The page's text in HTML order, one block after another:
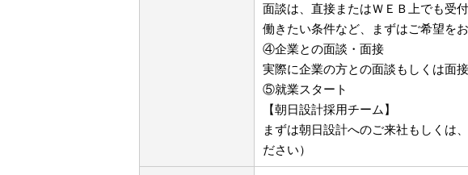
面談は、直接またはＷＥＢ上でも受付
働きたい条件など、まずはご希望を
④企業との面談・面接
実際に企業の方との面談もしくは面
⑤就業スタート
【朝日設計採用チーム】
まずは朝日設計へのご来社もしくは
ださい）